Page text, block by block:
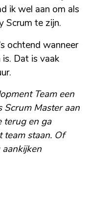
ik wel aan om als
te zijn.
ochtend wanneer
Dat is vaak
Team een
Master aan
terug en ga
team staan. Of